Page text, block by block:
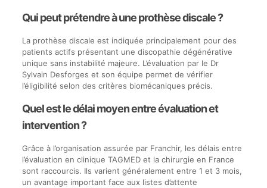
Qui peut prétendre à une prothèse discale ?
La prothèse discale est indiquée principalement pour des
patients actifs présentant une discopathie dégénérative
unique sans instabilité majeure. L’évaluation par le Dr
Sylvain Desforges et son équipe permet de vérifier
l’éligibilité selon des critères biomécaniques précis.
Quel est le délai moyen entre évaluation et
intervention ?
Grâce à l’organisation assurée par Franchir, les délais entre
l’évaluation en clinique TAGMED et la chirurgie en France
sont raccourcis. Ils varient généralement entre 1 et 3 mois,
un avantage important face aux listes d’attente